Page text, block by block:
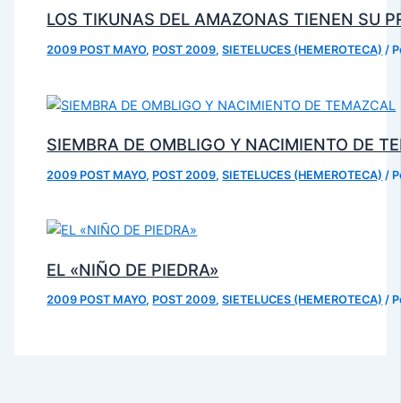
LOS TIKUNAS DEL AMAZONAS TIENEN SU
2009 POST MAYO, POST 2009,SIETELUCES (HEMEROTECA) /
SIEMBRA DE OMBLIGO Y NACIMIENTO DE
2009 POST MAYO, POST 2009,SIETELUCES (HEMEROTECA) /
EL «NIÑO DE PIEDRA»
2009 POST MAYO, POST 2009,SIETELUCES (HEMEROTECA) /